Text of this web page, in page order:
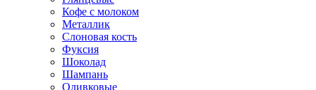
Кофе с молоком
Металлик
Слоновая кость
Фуксия
Шоколад
Шампань
Оливковые